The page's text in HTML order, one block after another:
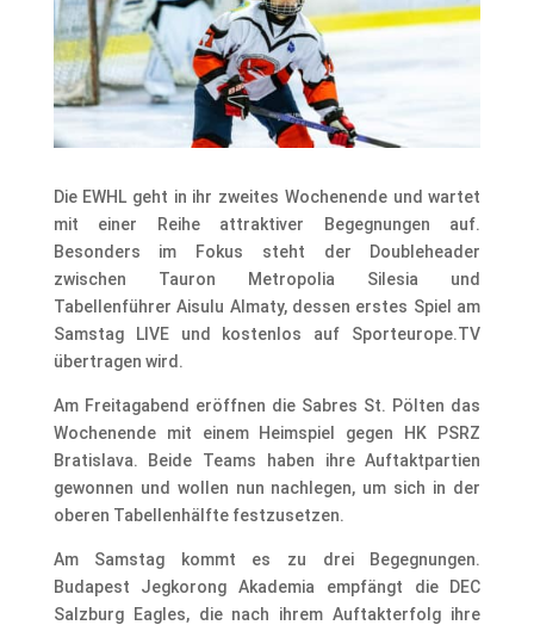
Die EWHL geht in ihr zweites Wochenende und wartet
mit einer Reihe attraktiver Begegnungen auf.
Besonders im Fokus steht der Doubleheader
zwischen Tauron Metropolia Silesia und
Tabellenführer Aisulu Almaty, dessen erstes Spiel am
Samstag LIVE und kostenlos auf Sporteurope.TV
übertragen wird.
Am Freitagabend eröffnen die Sabres St. Pölten das
Wochenende mit einem Heimspiel gegen HK PSRZ
Bratislava. Beide Teams haben ihre Auftaktpartien
gewonnen und wollen nun nachlegen, um sich in der
oberen Tabellenhälfte festzusetzen.
Am Samstag kommt es zu drei Begegnungen.
Budapest Jegkorong Akademia empfängt die DEC
Salzburg Eagles, die nach ihrem Auftakterfolg ihre